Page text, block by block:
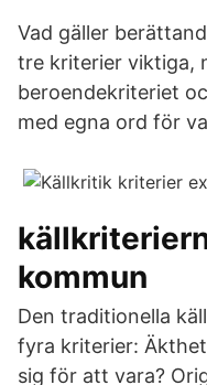
Vad gäller
tre kriterier viktiga,
beroendekriteriet
med egna ord för
kommun
Den traditionella
fyra kriterier:
sig för att vara?